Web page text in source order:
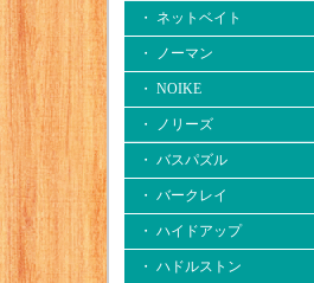
・ ネットベイト
・ ノーマン
・ NOIKE
・ ノリーズ
・ バスパズル
・ バークレイ
・ ハイドアップ
・ ハドルストン